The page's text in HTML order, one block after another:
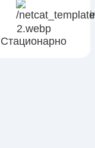
Стационарно